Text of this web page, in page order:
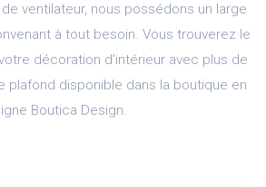
ventilateur, nous possédons un large
à tout besoin. Vous trouverez le
décoration d’intérieur avec plus de
plafond disponible dans la boutique en
ligne Boutica Design.